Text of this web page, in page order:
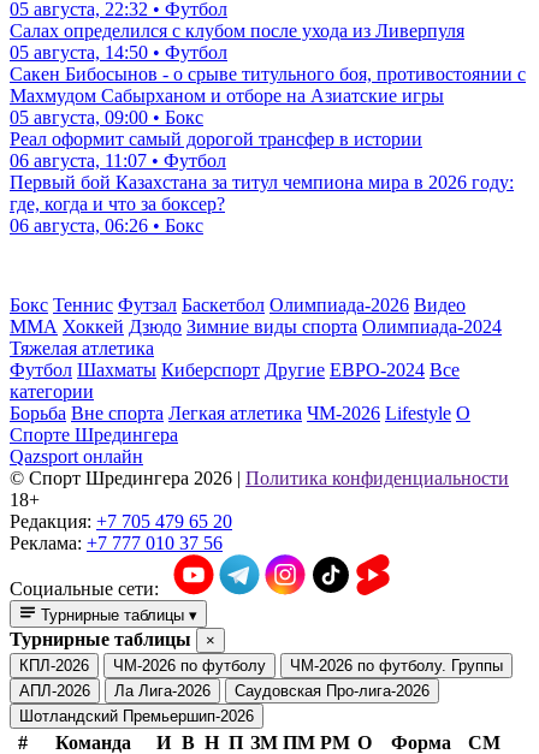
05 августа, 22:32 • Футбол
Салах определился с клубом после ухода из Ливерпуля
05 августа, 14:50 • Футбол
Сакен Бибосынов - о срыве титульного боя, противостоянии с
Махмудом Сабырханом и отборе на Азиатские игры
05 августа, 09:00 • Бокс
Реал оформит самый дорогой трансфер в истории
06 августа, 11:07 • Футбол
Первый бой Казахстана за титул чемпиона мира в 2026 году:
где, когда и что за боксер?
06 августа, 06:26 • Бокс
Бокс Теннис Футзал Баскетбол Олимпиада-2026 Видео
ММА Хоккей Дзюдо Зимние виды спорта Олимпиада-2024
Тяжелая атлетика
Футбол Шахматы Киберспорт Другие ЕВРО-2024 Все
категории
Борьба Вне спорта Легкая атлетика ЧМ-2026 Lifestyle О
Спорте Шредингера
Qazsport онлайн
© Cпорт Шредингера 2026 | Политика конфиденциальности
18+
Редакция: +7 705 479 65 20
Реклама: +7 777 010 37 56
Социальные сети:
Турнирные таблицы ▾
Турнирные таблицы
×
КПЛ-2026
ЧМ-2026 по футболу
ЧМ-2026 по футболу. Группы
АПЛ-2026
Ла Лига-2026
Саудовская Про-лига-2026
Шотландский Премьершип-2026
# Команда И В Н П ЗМ ПМ РМ О Форма
СМ